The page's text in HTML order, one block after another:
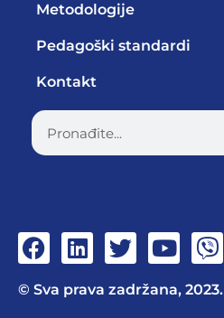
Metodologije
Pedagoški standardi
Kontakt
© Sva prava zadržana, 2023.